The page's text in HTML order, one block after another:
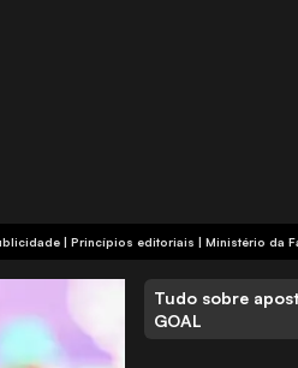
| Princípios editoriais | Ministério da
Tudo sobre
GOAL